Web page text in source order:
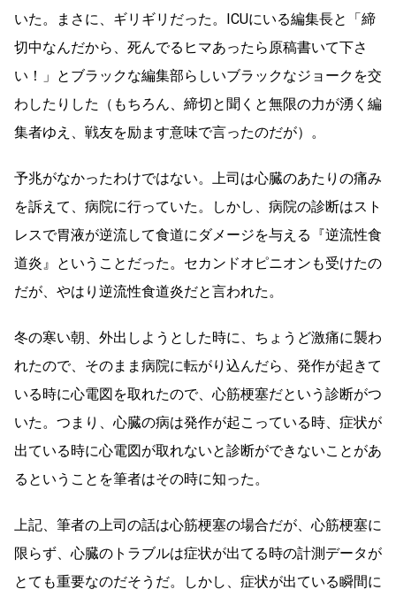
いた。まさに、ギリギリだった。ICUにいる編集長と「締
切中なんだから、死んでるヒマあったら原稿書いて下さ
い！」とブラックな編集部らしいブラックなジョークを交
わしたりした（もちろん、締切と聞くと無限の力が湧く編
集者ゆえ、戦友を励ます意味で言ったのだが）。
予兆がなかったわけではない。上司は心臓のあたりの痛み
を訴えて、病院に行っていた。しかし、病院の診断はスト
レスで胃液が逆流して食道にダメージを与える『逆流性食
道炎』ということだった。セカンドオピニオンも受けたの
だが、やはり逆流性食道炎だと言われた。
冬の寒い朝、外出しようとした時に、ちょうど激痛に襲わ
れたので、そのまま病院に転がり込んだら、発作が起きて
いる時に心電図を取れたので、心筋梗塞だという診断がつ
いた。つまり、心臓の病は発作が起こっている時、症状が
出ている時に心電図が取れないと診断ができないことがあ
るということを筆者はその時に知った。
上記、筆者の上司の話は心筋梗塞の場合だが、心筋梗塞に
限らず、心臓のトラブルは症状が出てる時の計測データが
とても重要なのだそうだ。しかし、症状が出ている瞬間に